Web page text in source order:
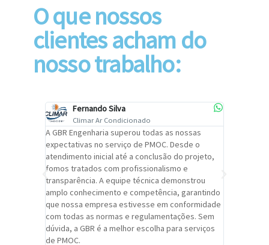
O que nossos
clientes acham do
nosso trabalho:
Fernando Silva
Climar Ar Condicionado
A GBR Engenharia superou todas as nossas
expectativas no serviço de PMOC. Desde o
atendimento inicial até a conclusão do projeto,
fomos tratados com profissionalismo e
transparência. A equipe técnica demonstrou
amplo conhecimento e competência, garantindo
que nossa empresa estivesse em conformidade
com todas as normas e regulamentações. Sem
dúvida, a GBR é a melhor escolha para serviços
de PMOC.